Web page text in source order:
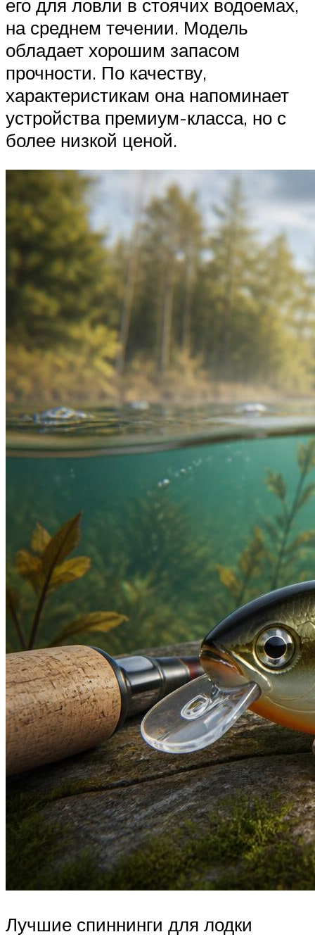
его для ловли в стоячих водоемах,
на среднем течении. Модель
обладает хорошим запасом
прочности. По качеству,
характеристикам она напоминает
устройства премиум-класса, но с
более низкой ценой.
Лучшие спиннинги для лодки